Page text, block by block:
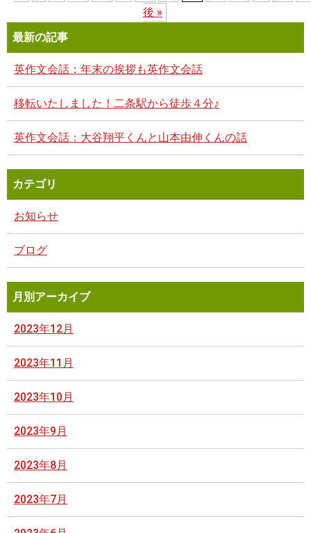
後 »
最新の記事
英作文会話：年末の挨拶も英作文会話
移転いたしました！二条駅から徒歩４分♪
英作文会話：大谷翔平くんと山本由伸くんの話
カテゴリ
お知らせ
ブログ
月別アーカイブ
2023年12月
2023年11月
2023年10月
2023年9月
2023年8月
2023年7月